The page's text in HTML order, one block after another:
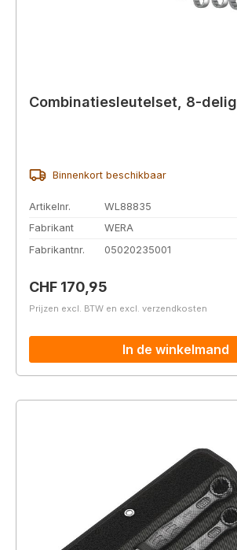
Combinatiesleutelset, 8-delig
Binnenkort beschikbaar
Artikelnr.
WL88835
Fabrikant
WERA
Fabrikantnr.
05020235001
Normale prijs:
CHF 170,95
Prijzen excl. BTW en excl. verzendkosten
In de winkelmand